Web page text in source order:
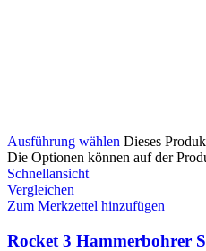
Ausführung wählen Dieses
Die Optionen können auf der
Schnellansicht
Vergleichen
Zum Merkzettel hinzufügen
Rocket 3 Hammerbohrer